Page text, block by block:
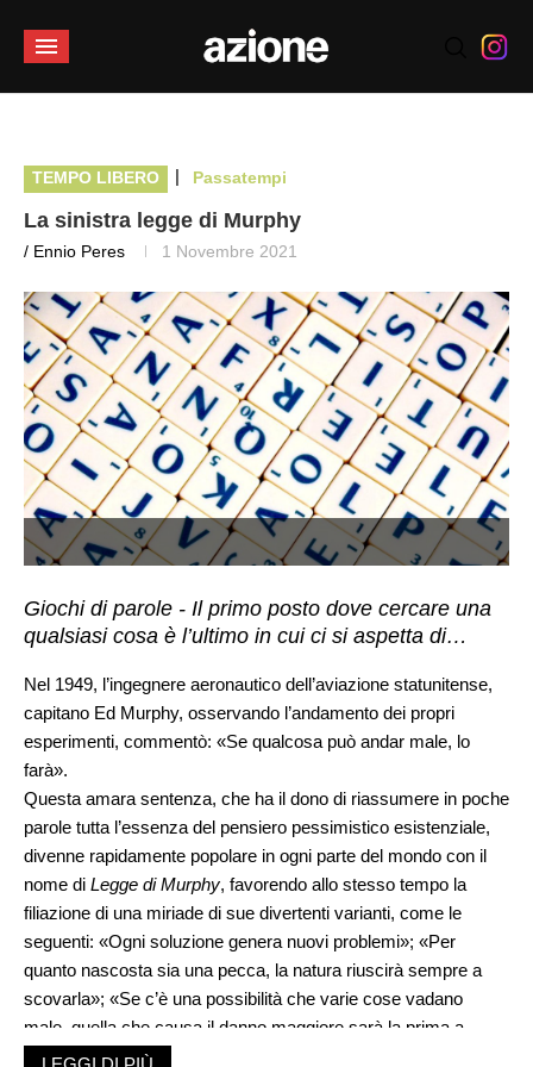
TEMPO LIBERO | Passatempi
La sinistra legge di Murphy
/ Ennio Peres 1 Novembre 2021
Giochi di parole - Il primo posto dove cercare una
qualsiasi cosa è l’ultimo in cui ci si aspetta di…
Nel 1949, l’ingegnere aeronautico dell’aviazione statunitense,
capitano Ed Murphy, osservando l’andamento dei propri
esperimenti, commentò: «Se qualcosa può andar male, lo
farà».
Questa amara sentenza, che ha il dono di riassumere in poche
parole tutta l’essenza del pensiero pessimistico esistenziale,
divenne rapidamente popolare in ogni parte del mondo con il
nome di Legge di Murphy, favorendo allo stesso tempo la
filiazione di una miriade di sue divertenti varianti, come le
seguenti: «Ogni soluzione genera nuovi problemi»; «Per
quanto nascosta sia una pecca, la natura riuscirà sempre a
scovarla»; «Se c’è una possibilità che varie cose vadano
male, quella che causa il danno maggiore sarà la prima a
farlo»; «Se si prevedono quattro possibili modi in cui qualcosa